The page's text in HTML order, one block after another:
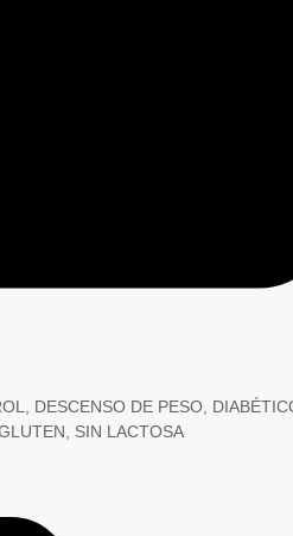
DESCENSO DE PESO
SIN LACTOSA